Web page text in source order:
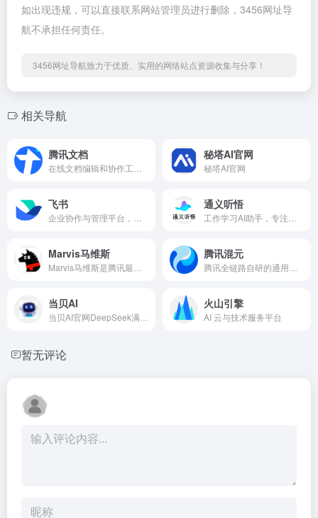
如出现违规，可以直接联系网站管理员进行删除，3456网址导
航不承担任何责任。
3456网址导航致力于优质、实用的网络站点资源收集与分享！
相关导航
腾讯文档 秘塔AI官网
秘塔AI官网
飞书 通义听悟
Marvis马维斯 腾讯混元
当贝AI 火山引擎
AI 云与技术服务平台
暂无评论